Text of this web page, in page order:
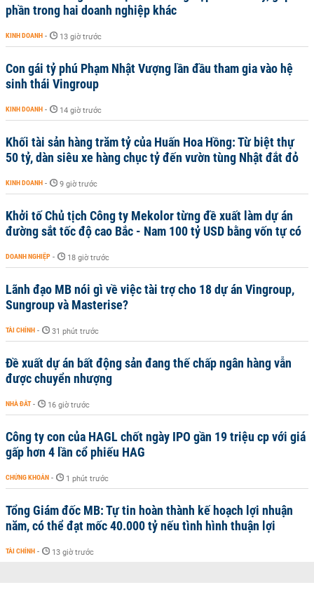
phần trong hai doanh nghiệp khác
KINH DOANH - 13 giờ trước
Con gái tỷ phú Phạm Nhật Vượng lần đầu tham gia vào hệ
sinh thái Vingroup
KINH DOANH - 14 giờ trước
Khối tài sản hàng trăm tỷ của Huấn Hoa Hồng: Từ biệt thự
50 tỷ, dàn siêu xe hàng chục tỷ đến vườn tùng Nhật đắt đỏ
KINH DOANH - 9 giờ trước
Khởi tố Chủ tịch Công ty Mekolor từng đề xuất làm dự án
đường sắt tốc độ cao Bắc - Nam 100 tỷ USD bằng vốn tự có
DOANH NGHIỆP - 18 giờ trước
Lãnh đạo MB nói gì về việc tài trợ cho 18 dự án Vingroup,
Sungroup và Masterise?
TÀI CHÍNH - 31 phút trước
Đề xuất dự án bất động sản đang thế chấp ngân hàng vẫn
được chuyển nhượng
NHÀ ĐẤT - 16 giờ trước
Công ty con của HAGL chốt ngày IPO gần 19 triệu cp với giá
gấp hơn 4 lần cổ phiếu HAG
CHỨNG KHOÁN - 1 phút trước
Tổng Giám đốc MB: Tự tin hoàn thành kế hoạch lợi nhuận
năm, có thể đạt mốc 40.000 tỷ nếu tình hình thuận lợi
TÀI CHÍNH - 13 giờ trước